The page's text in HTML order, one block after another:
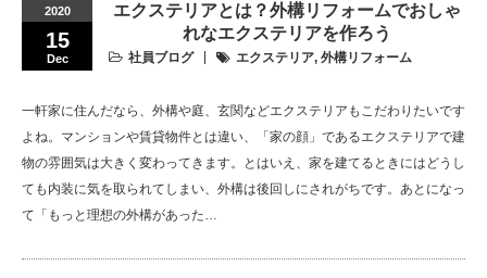
2020
15
Dec
エクステリアとは？外構リフォームでおしゃ
れなエクステリアを作ろう
社員ブログ エクステリア, 外構リフォーム
一軒家に住んだなら、外構や庭、玄関などエクステリアもこだわりたいです
よね。マンションや賃貸物件とは違い、「家の顔」であるエクステリアで建
物の雰囲気は大きく変わってきます。とはいえ、家を建てるときにはどうし
ても内装に気を取られてしまい、外構は後回しにされがちです。あとになっ
て「もっと理想の外構があった…